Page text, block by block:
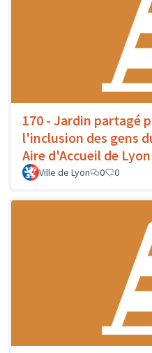
170 - Jardin partagé
l'inclusion des gens
Aire d'Accueil de
Ville de Lyon 0 0